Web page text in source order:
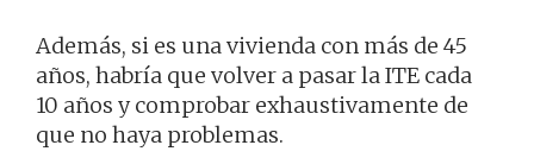
Además, si es una vivienda con más de 45
años, habría que volver a pasar la ITE cada
10 años y comprobar exhaustivamente de
que no haya problemas.